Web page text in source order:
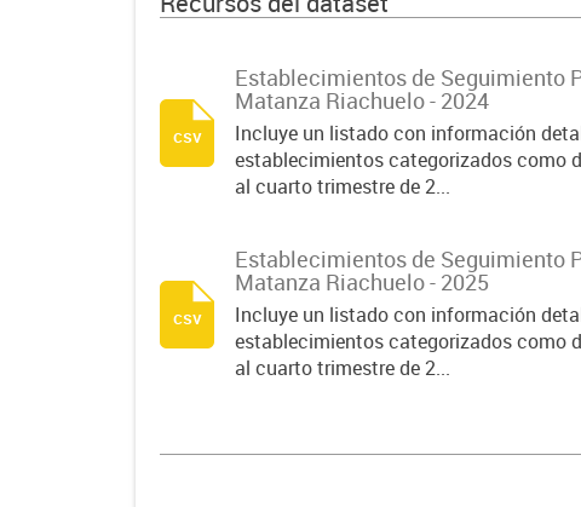
Establecimientos de Seguimiento
Matanza Riachuelo - 2024
Incluye un listado con información
establecimientos categorizados como
al cuarto trimestre de 2...
csv
Establecimientos de Seguimiento
Matanza Riachuelo - 2025
Incluye un listado con información
establecimientos categorizados como
al cuarto trimestre de 2...
csv